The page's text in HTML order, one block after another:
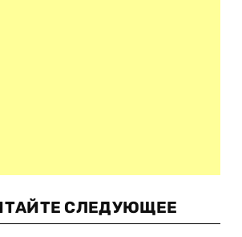
СЛЕДУЮЩЕЕ